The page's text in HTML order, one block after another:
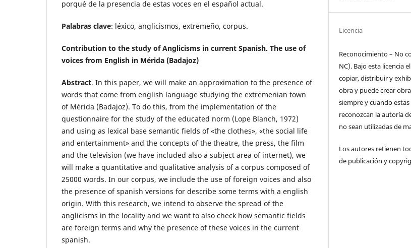
porqué de la presencia de estas voces en el español actual.
Palabras clave: léxico, anglicismos, extremeño, corpus.
Contribution to the study of Anglicisms in current Spanish. The use of
voices from English in Mérida (Badajoz)
Abstract. In this paper, we will make an approximation to the presence of
words that come from english language studying the extremenian town
of Mérida (Badajoz). To do this, from the implementation of the
questionnaire for the study of the educated norm (Lope Blanch, 1972)
and using as lexical base semantic fields of «the clothes», «the social life
and entertainment» and the concepts of the theatre, the press, the film
and the television (we have included also a subject area of internet), we
will make a quantitative and qualitative analysis of a corpus composed of
25000 words. In our corpus, we include the use of foreign voices and also
the presence of spanish versions for describe some terms with a english
origin. With this research, we intend to observe the spread of the
anglicisms in the locality and we want to also check how semantic fields
are foreign terms and why the presence of these voices in the current
spanish.
Licencia
Reconocimiento – No
NC). Bajo esta licencia
copiar, distribuir y
obra y puede crear
siempre y cuando
reconozcan la autoría
no sean utilizadas de
Los autores retienen
de publicación y